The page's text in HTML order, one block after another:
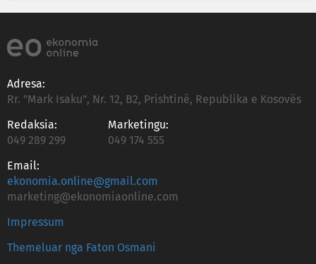
Adresa:
Rr. "Mark Isaku", Nr. 12, B2, Prishtinë, Republika e Kosovës
Redaksia:
049 289 299
Marketingu:
049 174 555
Email:
ekonomia.online@gmail.com
marketing@ekonomiaonline.com
Impressum
Themeluar nga Faton Osmani